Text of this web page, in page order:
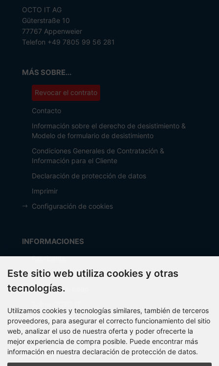
OCTO IT AG
Güterstraße 10
77767 Appenweier
Telefon +49 7805 99 56 281
MÁS SOBRE...
Revocar el contrato
Contacto
Información sobre el derecho de desistimiento &
Modelo de formulario de desistimiento
Condiciones Generales de Contratación &
Información para el Cliente
Declaración de protección de datos
Imprimir
Configuración de cookies
INFORMACIONES
Fabricante
Costos de envío
Métodos de pago
Mapa del sitio
PARTNER
Este sitio web utiliza cookies y otras
tecnologías.
Utilizamos cookies y tecnologías similares, también de terceros
proveedores, para asegurar el correcto funcionamiento del sitio
web, analizar el uso de nuestra oferta y poder ofrecerte la
mejor experiencia de compra posible. Puede encontrar más
información en nuestra declaración de protección de datos.